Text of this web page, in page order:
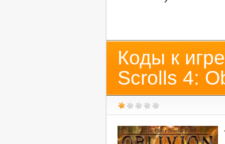
Коды к
Scrolls 4: